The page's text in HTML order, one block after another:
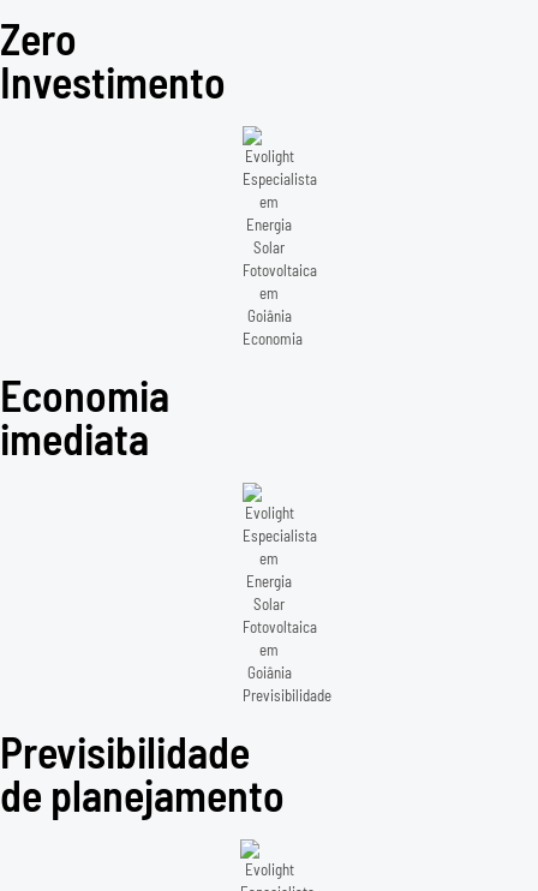
Zero
Investimento
Economia
imediata
Previsibilidade
de planejamento